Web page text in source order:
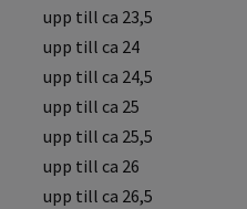
upp till ca 23,5
upp till ca 24
upp till ca 24,5
upp till ca 25
upp till ca 25,5
upp till ca 26
upp till ca 26,5